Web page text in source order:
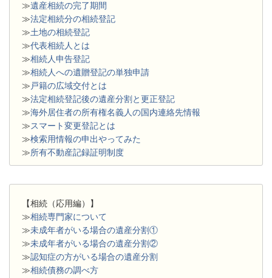
≫遺産相続の完了期間
≫法定相続分の相続登記
≫土地の相続登記
≫代表相続人とは
≫相続人申告登記
≫相続人への遺贈登記の単独申請
≫ 戸籍の広域交付とは
≫法定相続登記後の遺産分割と更正登記
≫海外居住者の所有権名義人の国内連絡先情報
≫スマート変更登記とは
≫検索用情報の申出やってみた
≫所有不動産記録証明制度
【相続（応用編）】
≫相続専門家について
≫未成年者がいる場合の遺産分割①
≫未成年者がいる場合の遺産分割②
≫認知症の方がいる場合の遺産分割
≫相続債務の調べ方